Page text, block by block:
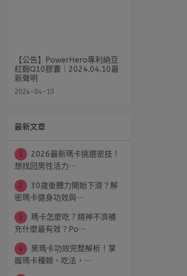
【公告】PowerHero專利納豆
紅麴Q10膠囊｜2024.04.10最
新聲明
2024-04-10
最新文章
1
2026最新瑪卡挑選密技！
想找回男性活力⋯
2
30歲後體力開始下滑？解
密瑪卡健身功效與⋯
3
瑪卡怎麼吃？精神不濟補
充什麼最有效？Po⋯
4
黑瑪卡功效完整解析！掌
握瑪卡種類、吃法，⋯